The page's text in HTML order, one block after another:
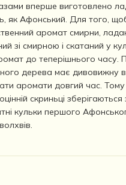
вперше виготовлено
як Афонський. Для того,
аромат смирни,
зі смирною і скатаний у
до теперішнього часу.
дерева має дивовижну
аромати довгий час.
скриньці
кульки першого